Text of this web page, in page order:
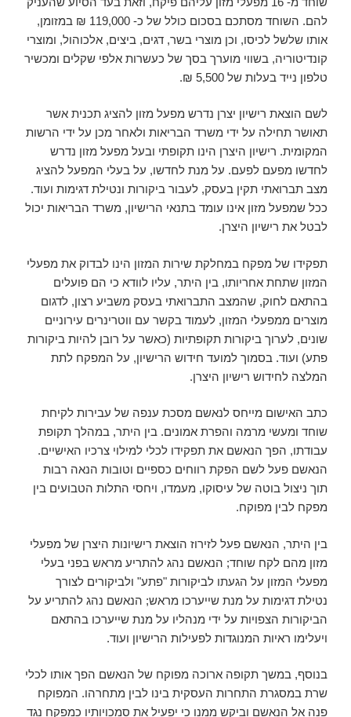
להם. השוחד מסתכם בסכום כולל של כ- 119,000 ₪ במזומן,
אותו שלשל לכיסו, וכן מוצרי בשר, דגים, ביצים, אלכוהול, ומוצרי
קונדיטוריה, בשווי מוערך בסך של כעשרות אלפי שקלים ומכשיר
טלפון נייד בעלות של 5,500 ₪.
לשם הוצאת רישיון יצרן נדרש מפעל מזון להציג תכנית אשר
תאושר תחילה על ידי משרד הבריאות ולאחר מכן על ידי הרשות
המקומית. רישיון היצרן הינו תקופתי ובעל מפעל מזון נדרש
לחדשו מפעם לפעם. על מנת לחדשו, על בעלי המפעל להציג
מצב תברואתי תקין בעסק, לעבור ביקורות ונטילת דגימות ועוד.
ככל שמפעל מזון אינו עומד בתנאי הרישיון, משרד הבריאות יכול
לבטל את רישיון היצרן.
תפקידו של מפקח במחלקת שירות המזון הינו לבדוק את מפעלי
המזון שתחת אחריותו, בין היתר, עליו לוודא כי הם פועלים
בהתאם לחוק, שהמצב התברואתי בעסק משביע רצון, לדגום
מוצרים ממפעלי המזון, לעמוד בקשר עם ווטרינרים עירוניים
שונים, לערוך ביקורות תקופתיות (כאשר על רובן להיות ביקורות
פתע) ועוד. בסמוך למועד חידוש הרישיון, על המפקח לתת
המלצה לחידוש רישיון היצרן.
כתב האישום מייחס לנאשם מסכת ענפה של עבירות לקיחת
שוחד ומעשי מרמה והפרת אמונים. בין היתר, במהלך תקופת
עבודתו, הפך הנאשם את תפקידו לכלי למילוי צרכיו האישיים.
הנאשם פעל לשם הפקת רווחים כספיים וטובות הנאה רבות
תוך ניצול בוטה של עיסוקו, מעמדו, ויחסי התלות הטבועים בין
מפקח לבין מפוקח.
בין היתר, הנאשם פעל לזירוז הוצאת רישיונות היצרן של מפעלי
מזון מהם לקח שוחד; הנאשם נהג להתריע מראש בפני בעלי
מפעלי המזון על הגעתו לביקורות "פתע" ולביקורים לצורך
נטילת דגימות על מנת שייערכו מראש; הנאשם נהג להתריע על
הביקורות הצפויות על ידי מנהליו על מנת שייערכו בהתאם
ויעלימו ראיות המנוגדות לפעילות הרישיון ועוד.
בנוסף, במשך תקופה ארוכה מפוקח של הנאשם הפך אותו לכלי
שרת במסגרת התחרות העסקית בינו לבין מתחרהו. המפוקח
פנה אל הנאשם וביקש ממנו כי יפעיל את סמכויותיו כמפקח נגד